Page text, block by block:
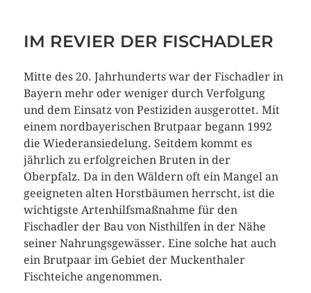
IM REVIER DER FISCHADLER
Mitte des 20. Jahrhunderts war der Fischadler in
Bayern mehr oder weniger durch Verfolgung
und dem Einsatz von Pestiziden ausgerottet. Mit
einem nordbayerischen Brutpaar begann 1992
die Wiederansiedelung. Seitdem kommt es
jährlich zu erfolgreichen Bruten in der
Oberpfalz. Da in den Wäldern oft ein Mangel an
geeigneten alten Horstbäumen herrscht, ist die
wichtigste Artenhilfsmaßnahme für den
Fischadler der Bau von Nisthilfen in der Nähe
seiner Nahrungsgewässer. Eine solche hat auch
ein Brutpaar im Gebiet der Muckenthaler
Fischteiche angenommen.